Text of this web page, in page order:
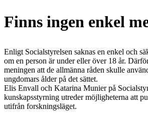
Finns ingen enkel
Enligt Socialstyrelsen saknas en enkel och
om en person är under eller över 18 år.
meningen att de allmänna råden skulle
ungdomars ålder på det sättet.
Elis Envall och Katarina Munier på
kunskapsstyrning utreder möjligheterna att
utifrån forskningsläget.